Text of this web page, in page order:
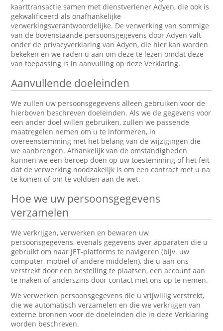
kaarttransactie samen met dienstverlener Adyen, die ook is
gekwalificeerd als onafhankelijke
verwerkingsverantwoordelijke. De verwerking van sommige
van de bovenstaande persoonsgegevens door Adyen valt
onder de privacyverklaring van Adyen, die hier kan worden
bekeken en we raden u aan om deze te lezen omdat deze
van toepassing is in aanvulling op deze Verklaring.
Aanvullende doeleinden
We zullen uw persoonsgegevens alleen gebruiken voor de
hierboven beschreven doeleinden. Als we de gegevens voor
een ander doel willen gebruiken, zullen we passende
maatregelen nemen om u te informeren, in
overeenstemming met het belang van de wijzigingen die
we aanbrengen. Afhankelijk van de omstandigheden
kunnen we een beroep doen op uw toestemming of het feit
dat de verwerking noodzakelijk is om een contract met u na
te komen of om te voldoen aan de wet.
Hoe we uw persoonsgegevens
verzamelen
We verkrijgen, verwerken en bewaren uw
persoonsgegevens, evenals gegevens over apparaten die u
gebruikt om naar JET-platforms te navigeren (bijv. uw
computer, mobiel of andere middelen), die u aan ons
verstrekt door een bestelling te plaatsen, een account aan
te maken of anderszins door contact met ons op te nemen.
We verwerken persoonsgegevens die u vrijwillig verstrekt,
die we automatisch verzamelen en die we verkrijgen van
externe bronnen voor de doeleinden die in deze Verklaring
worden beschreven.